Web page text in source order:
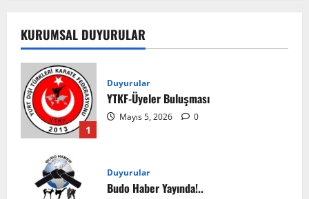
KURUMSAL DUYURULAR
1
Duyurular
YTKF-Üyeler Buluşması
Mayıs 5, 2026 0
Duyurular
Budo Haber Yayında!..